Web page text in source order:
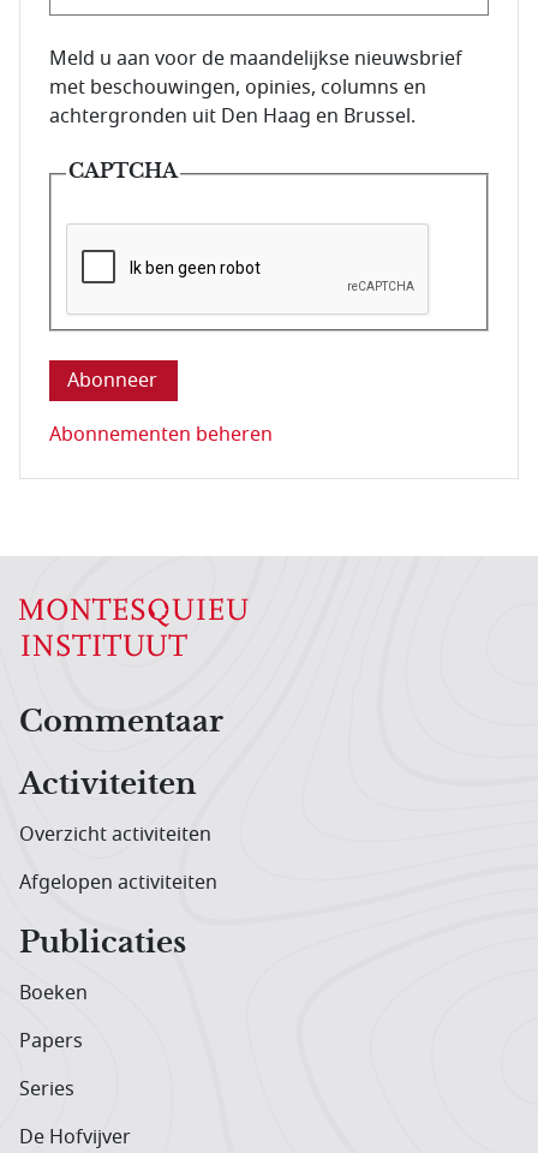
E-mailadres van de abonnee.
Meld u aan voor de maandelijkse nieuwsbrief
met beschouwingen, opinies, columns en
achtergronden uit Den Haag en Brussel.
CAPTCHA
Deze vraag is om te controleren dat u een mens
Abonnementen beheren
Hoofdnavigatiemenu
Commentaar
Activiteiten
Overzicht activiteiten
Afgelopen activiteiten
Publicaties
Boeken
Papers
Series
De Hofvijver